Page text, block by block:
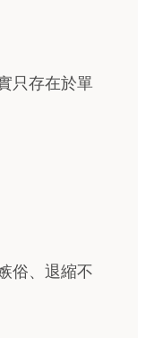
只存在於單
俗、退縮不